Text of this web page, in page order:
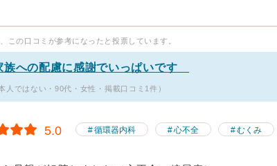
この口コミが参考になったと投票しています。
族への配慮に感謝でいっぱいです
人ではない・90代・女性・掲載口コミ1件）
5.0 循環器内科 心不全 むくみ